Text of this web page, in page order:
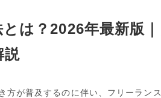
は？2026年最新版
説
方が普及するのに伴い、フリーラン